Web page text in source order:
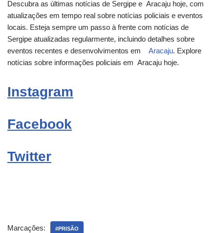
Descubra as últimas notícias de Sergipe e Aracaju hoje, com
atualizações em tempo real sobre notícias policiais e eventos
locais. Esteja sempre um passo à frente com notícias de
Sergipe atualizadas regularmente, incluindo detalhes sobre
eventos recentes e desenvolvimentos em
Aracaju. Explore
notícias sobre informações policiais em Aracaju hoje.
Instagram
Facebook
Twitter
Marcações: #PRISÃO